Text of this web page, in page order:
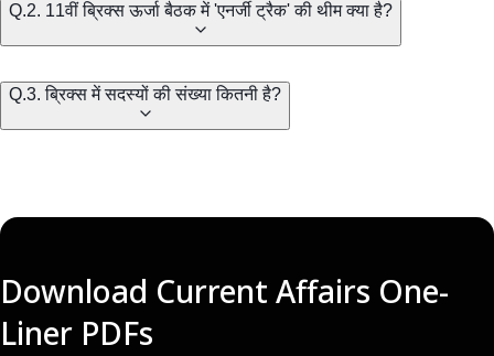
Q.2. 11वीं ब्रिक्स ऊर्जा बैठक में 'एनर्जी ट्रैक' की थीम क्या है?
Q.3. ब्रिक्स में सदस्यों की संख्या कितनी है?
Download Current Affairs One-
Liner PDFs